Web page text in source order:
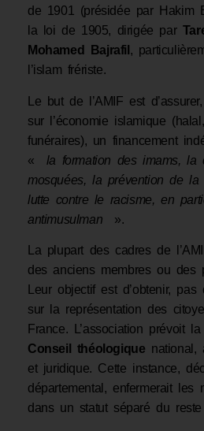
de 1901 (présidée par Hakim
la loi de 1905, dirigée par
Mohamed Bajrafil ,
l’islam frériste.
Le but de l’AMIF est
sur l’économie islamique
funéraires), un financement
« la formation des imams, la
mosquées, la prévention de la
lutte contre le racisme, en
antimusulman
».
La plupart des cadres de
des anciens membres ou des
Leur objectif est d’obtenir,
sur la représentation des
France. L’association prévoit
Conseil théologique national,
et juridique. Cette instance,
départemental, enfermerait les
dans un statut séparé du